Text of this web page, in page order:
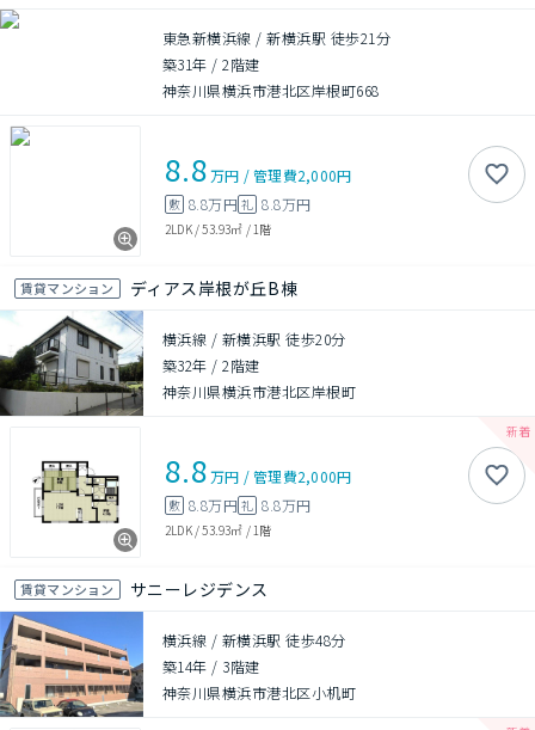
東急新横浜線 / 新横浜駅 徒歩21分
築31年 /2階建
神奈川県横浜市港北区岸根町668
8.8万円 /管理費2,000円
敷 8.8万円礼 8.8万円
2LDK/53.93㎡ / 1階
賃貸マンション ディアス岸根が丘B棟
横浜線 / 新横浜駅 徒歩20分
築32年 /2階建
神奈川県横浜市港北区岸根町
8.8万円 /管理費2,000円
敷 8.8万円礼 8.8万円
2LDK/53.93㎡ / 1階
賃貸マンション サニーレジデンス
横浜線 / 新横浜駅 徒歩48分
築14年 / 3階建
神奈川県横浜市港北区小机町